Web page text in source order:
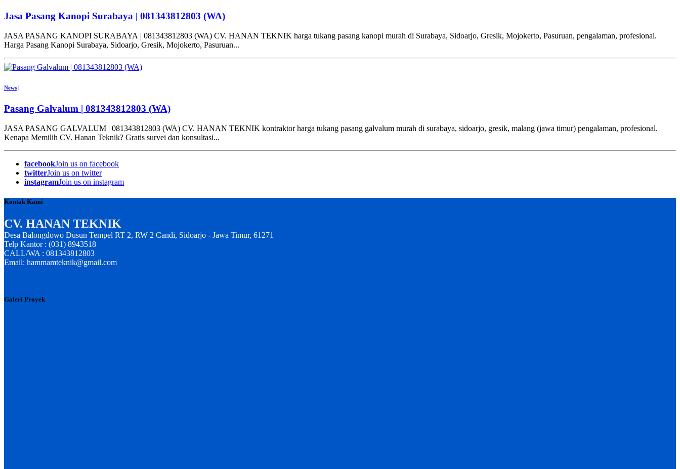
Jasa Pasang Kanopi Surabaya | 081343812803 (WA)
JASA PASANG KANOPI SURABAYA | 081343812803 (WA) CV. HANAN TEKNIK harga tukang pasang kanopi murah di Surabaya, Sidoarjo, Gresik, Mojokerto, Pasuruan, pengalaman, profesional.
Harga Pasang Kanopi Surabaya, Sidoarjo, Gresik, Mojokerto, Pasuruan...
News |
Pasang Galvalum | 081343812803 (WA)
JASA PASANG GALVALUM | 081343812803 (WA) CV. HANAN TEKNIK kontraktor harga tukang pasang galvalum murah di surabaya, sidoarjo, gresik, malang (jawa timur) pengalaman, profesional.
Kenapa Memilih CV. Hanan Teknik? Gratis survei dan konsultasi...
facebookJoin us on facebook
twitterJoin us on twitter
instagramJoin us on instagram
Kontak Kami
CV. HANAN TEKNIK
Desa Balongdowo Dusun Tempel RT 2, RW 2 Candi, Sidoarjo - Jawa Timur, 61271
Telp Kantor : (031) 8943518
CALL/WA : 081343812803
Email: hammamteknik@gmail.com
Galeri Proyek